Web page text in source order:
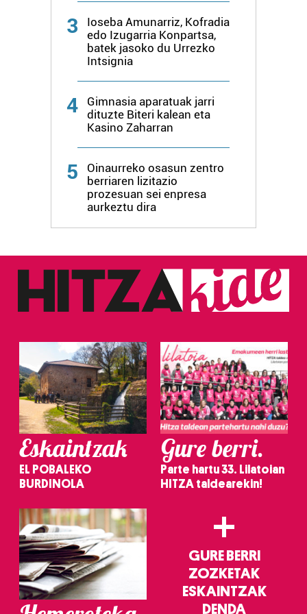
erabiltzen dituen hauta dezakezu.
Bazkide batzuek ez dizute baimenik eskatzen, eta beren
duten interes legitimoa eta horren aurka nola egin
dezakezun ikusteko.
buruzko informazio gehiago eta ezarri zure lehentasunak
datuen atalean. Edozein unetan alda edo ken dezakezu
zure baimena Cookieen adierazpenean.
fitxategiak erabiltzen ditu. Zure esperientzia eta
zerbitzuak hobetzeko asmoz, cookie teknologiaz
baliatzen gara. Ohar hau onartuz gero, teknologia hori
erabiltzeko baimen esplizitua ematen diguzu.Gehiago
3
Ioseba Amunarriz, Kofradia
edo Izugarria Konpartsa,
batek jasoko du Urrezko
Intsignia
4
Gimnasia aparatuak jarri
dituzte Biteri kalean eta
Kasino Zaharran
5
Oinaurreko osasun zentro
berriaren lizitazio
prozesuan sei enpresa
aurkeztu dira
Eskaintzak
EL POBALEKO
BURDINOLA
Gure berri.
Parte hartu 33. Lilatoian
HITZA taldearekin!
+
GURE BERRI
ZOZKETAK
ESKAINTZAK
DENDA